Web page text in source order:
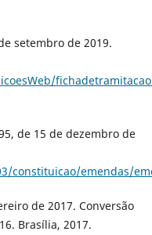
setembro de 2019.
de 15 de dezembro de
emendas/emc/
de 2017. Conversão
Brasília, 2017.